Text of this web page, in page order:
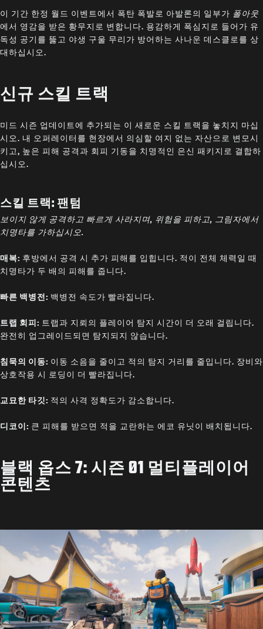
이 기간 한정 월드 이벤트에서 폭탄 폭발로 아발론의 일부가 폴아웃
에서 영감을 받은 황무지로 변합니다. 용감하게 폭심지로 들어가 유
독성 공기를 뚫고 야생 구울 무리가 방어하는 사나운 데스클로를 상
대하십시오.
신규 스킬 트랙
미드 시즌 업데이트에 추가되는 이 새로운 스킬 트랙을 놓치지 마십
시오. 내 오퍼레이터를 현장에서 의심할 여지 없는 자산으로 변모시
키고, 높은 피해 공격과 회피 기동을 치명적인 은신 패키지로 결합하
십시오.
스킬 트랙: 팬텀
보이지 않게 공격하고 빠르게 사라지며, 위험을 피하고, 그림자에서
치명타를 가하십시오.
매복: 후방에서 공격 시 추가 피해를 입힙니다. 적이 전체 체력일 때
치명타가 두 배의 피해를 줍니다.
빠른 백병전: 백병전 속도가 빨라집니다.
트랩 회피: 트랩과 지뢰의 플레이어 탐지 시간이 더 오래 걸립니다.
완전히 업그레이드되면 탐지되지 않습니다.
침묵의 이동: 이동 소음을 줄이고 적의 탐지 거리를 줄입니다. 장비와
상호작용 시 로딩이 더 빨라집니다.
교묘한 타깃: 적의 사격 정확도가 감소합니다.
디코이: 큰 피해를 받으면 적을 교란하는 에코 유닛이 배치됩니다.
블랙 옵스 7: 시즌 01 멀티플레이어
콘텐츠